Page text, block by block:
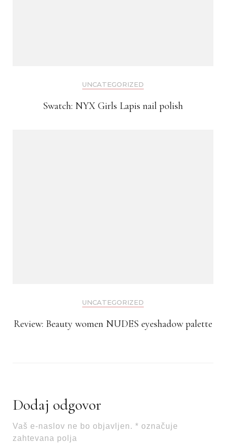
UNCATEGORIZED
Swatch: NYX Girls Lapis nail polish
UNCATEGORIZED
Review: Beauty women NUDES eyeshadow palette
Dodaj odgovor
Vaš e-naslov ne bo objavljen. * označuje
zahtevana polja